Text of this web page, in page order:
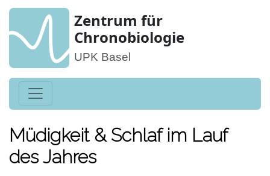
Zentrum für
Chronobiologie
UPK Basel
Müdigkeit & Schlaf im Lauf
des Jahres